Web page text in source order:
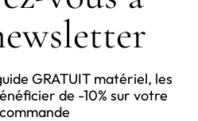
GRATUIT matériel, les
de -10% sur votre